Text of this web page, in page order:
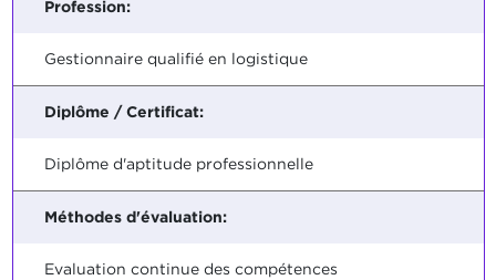
Profession:
Gestionnaire qualifié en logistique
Diplôme / Certificat:
Diplôme d'aptitude professionnelle
Méthodes d'évaluation:
Evaluation continue des compétences